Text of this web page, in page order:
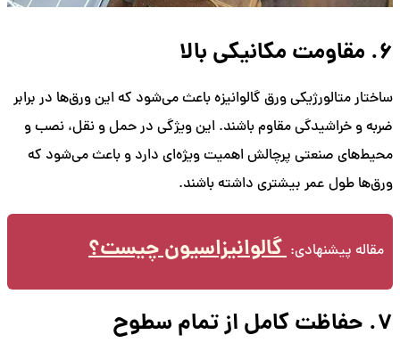
6. مقاومت مکانیکی بالا
ساختار متالورژیکی ورق گالوانیزه باعث می‌شود که این ورق‌ها در برابر
ضربه و خراشیدگی مقاوم باشند. این ویژگی در حمل و نقل، نصب و
محیط‌های صنعتی پرچالش اهمیت ویژه‌ای دارد و باعث می‌شود که
ورق‌ها طول عمر بیشتری داشته باشند.
مقاله پیشنهادی: گالوانیزاسیون چیست؟
7. حفاظت کامل از تمام سطوح